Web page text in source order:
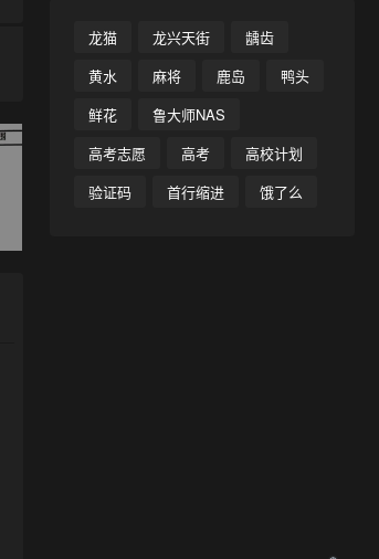
龙猫 龙兴天街
龋齿
黄水
麻将 鹿岛
鸭头
鲜花
鲁大师NAS
高考志愿
高考
高校计划
验证码
首行缩进 饿了么